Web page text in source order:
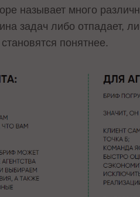
называет много
задач либо отпадает,
понятнее.